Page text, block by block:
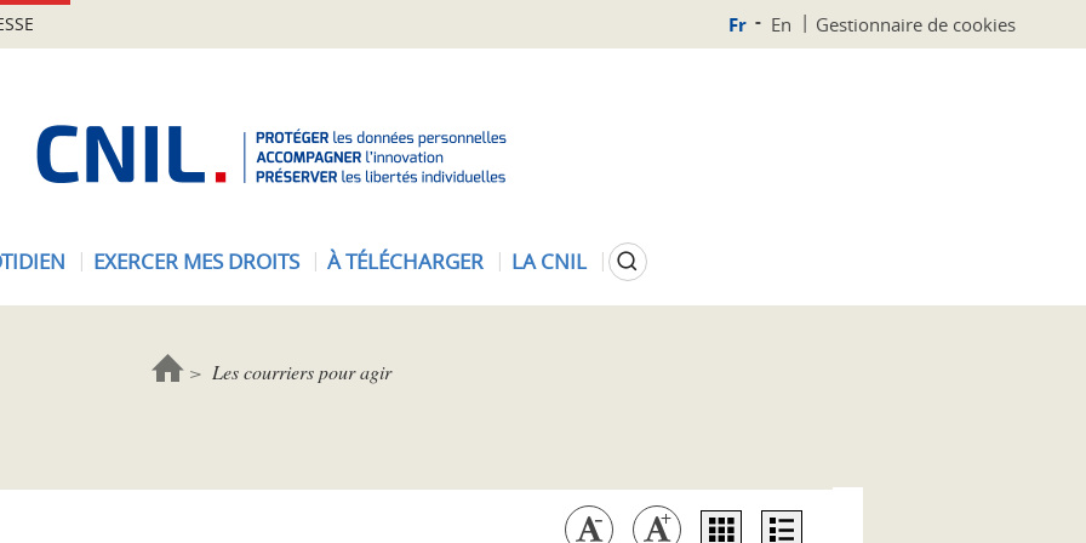
Fr En Gestionnaire de cookies
EXERCER MES DROITS À TÉLÉCHARGER LA CNIL Rechercher
Les courriers pour agir